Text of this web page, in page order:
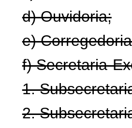
d) Ouvidoria;
e)
f) Secretaria-
1.
2.